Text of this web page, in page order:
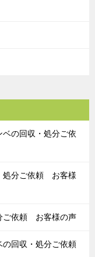
ベの回収・処分ご依
処分ご依頼 お客様
ご依頼 お客様の声
の回収・処分ご依頼